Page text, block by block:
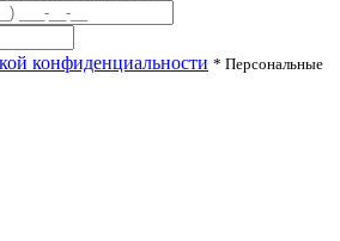
конфиденциальности * Персональные